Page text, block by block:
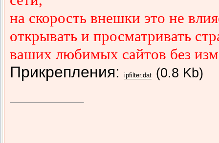
на скорость внешки это не
открывать и просматривать
ваших любимых сайтов без
Прикрепления: ipfilter.dat (0.8 Kb)